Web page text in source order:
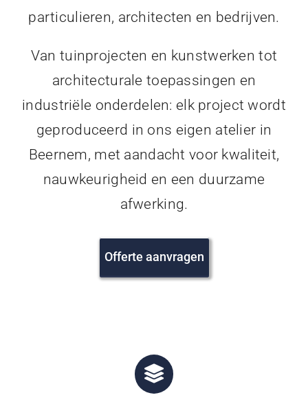
particulieren, architecten en bedrijven.
Van tuinprojecten en kunstwerken tot
architecturale toepassingen en
industriële onderdelen: elk project wordt
geproduceerd in ons eigen atelier in
Beernem, met aandacht voor kwaliteit,
nauwkeurigheid en een duurzame
afwerking.
Offerte aanvragen